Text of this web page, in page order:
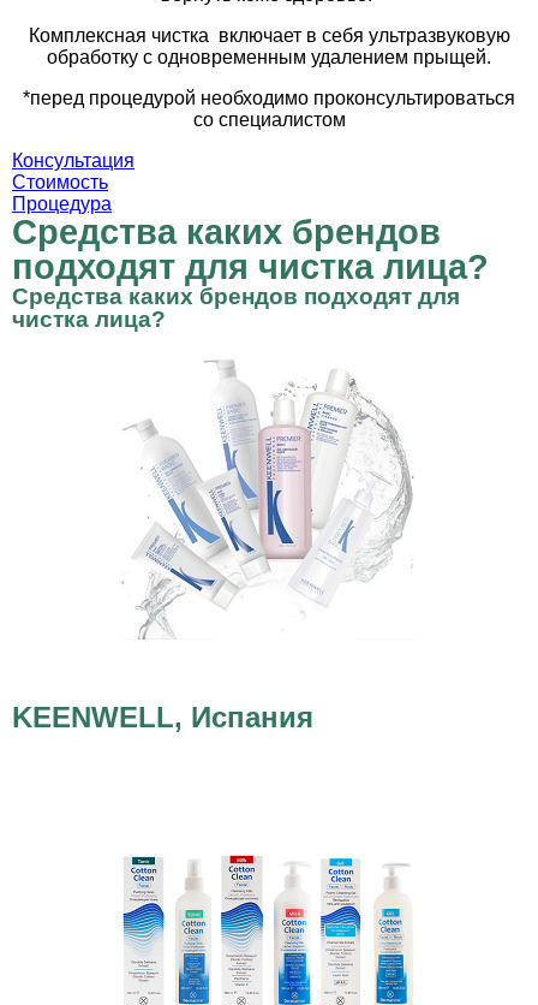
Комплексная чистка включает в себя ультразвуковую
обработку с одновременным удалением прыщей.
*перед процедурой необходимо проконсультироваться
со специалистом
Консультация
Стоимость
Процедура
Средства каких брендов
подходят для чистка лица?
Средства каких брендов подходят для
чистка лица?
KEENWELL, Испания